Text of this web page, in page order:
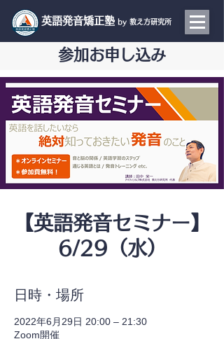
​英語発音矯正塾 by 教え方研究所
参加お申し込み
【英語発音セミナー】
6/29（水）
日時・場所
2022年6月29日 20:00 – 21:30
Zoom開催